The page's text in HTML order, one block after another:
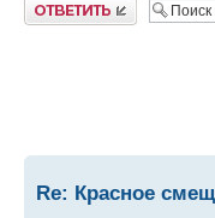
Re: Красное